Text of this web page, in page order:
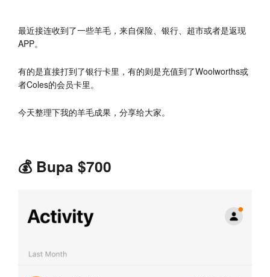
最近接连收到了一些羊毛，来自保险、银行、超市或者是返现
APP。
有的是直接打到了银行卡里，有的则是充值到了Woolworths或
者Coles的会员卡里。
今天整理下我的羊毛成果，分享给大家。
💰 Bupa $700